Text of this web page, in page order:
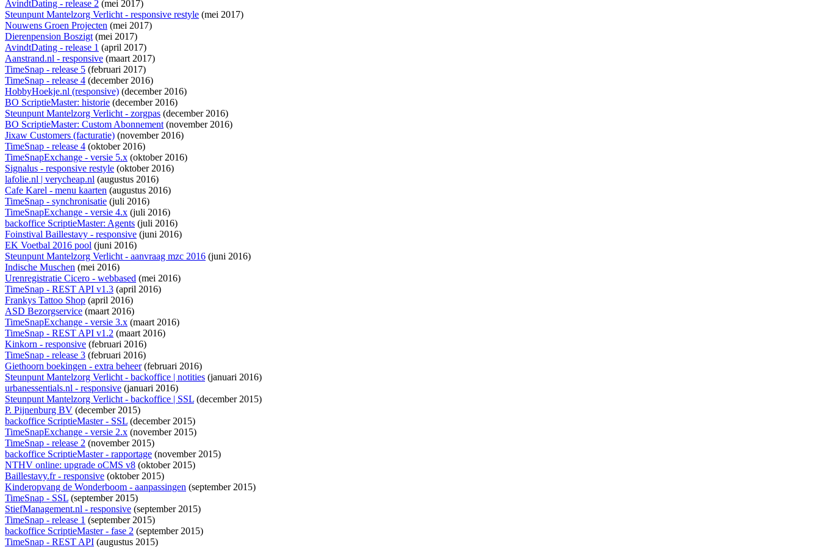
AvindtDating - release 2 (mei 2017)
Steunpunt Mantelzorg Verlicht - responsive restyle (mei 2017)
Nouwens Groen Projecten (mei 2017)
Dierenpension Boszigt(mei 2017)
AvindtDating - release 1 (april 2017)
Aanstrand.nl - responsive (maart 2017)
TimeSnap - release 5 (februari 2017)
TimeSnap - release 4 (december 2016)
HobbyHoekje.nl (responsive) (december 2016)
BO ScriptieMaster: historie (december 2016)
Steunpunt Mantelzorg Verlicht - zorgpas (december 2016)
BO ScriptieMaster: Custom Abonnement(november 2016)
Jixaw Customers (facturatie) (november 2016)
TimeSnap - release 4 (oktober 2016)
TimeSnapExchange - versie 5.x (oktober 2016)
Signalus - responsive restyle (oktober 2016)
lafolie.nl | verycheap.nl (augustus 2016)
Cafe Karel - menu kaarten (augustus 2016)
TimeSnap - synchronisatie (juli 2016)
TimeSnapExchange - versie 4.x (juli 2016)
backoffice ScriptieMaster: Agents (juli 2016)
Foinstival Baillestavy - responsive (juni 2016)
EK Voetbal 2016 pool (juni 2016)
Steunpunt Mantelzorg Verlicht - aanvraag mzc 2016 (juni 2016)
Indische Muschen (mei 2016)
Urenregistratie Cicero - webbased (mei 2016)
TimeSnap - REST API v1.3 (april 2016)
Frankys Tattoo Shop (april 2016)
ASD Bezorgservice (maart 2016)
TimeSnapExchange - versie 3.x (maart 2016)
TimeSnap - REST API v1.2 (maart 2016)
Kinkorn - responsive (februari 2016)
TimeSnap - release 3 (februari 2016)
Giethoorn boekingen - extra beheer(februari 2016)
Steunpunt Mantelzorg Verlicht - backoffice | notities (januari 2016)
urbanessentials.nl - responsive (januari 2016)
Steunpunt Mantelzorg Verlicht - backoffice | SSL (december 2015)
P. Pijnenburg BV (december 2015)
backoffice ScriptieMaster - SSL (december 2015)
TimeSnapExchange - versie 2.x (november 2015)
TimeSnap - release 2 (november 2015)
backoffice ScriptieMaster - rapportage (november 2015)
NTHV online: upgrade oCMS v8 (oktober 2015)
Baillestavy.fr - responsive (oktober 2015)
Kinderopvang de Wonderboom - aanpassingen (september 2015)
TimeSnap - SSL (september 2015)
StiefManagement.nl - responsive (september 2015)
TimeSnap - release 1 (september 2015)
backoffice ScriptieMaster - fase 2 (september 2015)
TimeSnap - REST API (augustus 2015)